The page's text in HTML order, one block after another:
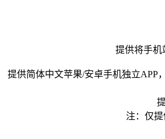
提供将手机
提供简体中文苹果/安卓手机独立APP
注：仅提